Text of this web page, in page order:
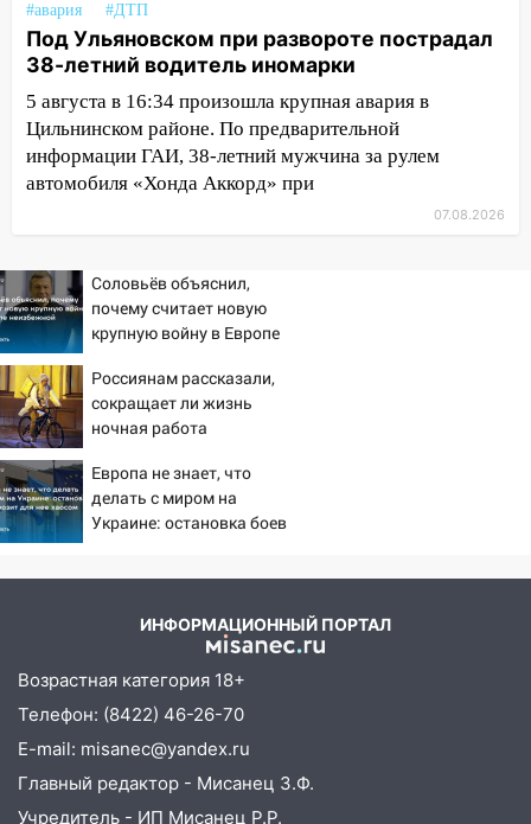
03:30 Гороскоп на 7 августа: пятница
принесет прилив творческой энергии и
отличные шансы исправить старые
ошибки
06.08.2026
23:20 Прогноз погоды на 7 августа в
посвящённый Дню воздушного флота
России
19:12
В Ульяновской области
руководителя частной компании
наказали за сокрытие прошлого своего
сотрудник
18:02
В Ульяновск едут звезды
баскетбола!
17:08
Ульяновский областной суд
3,2 млн рублей
Ветераны легкой атлетики из
Ульяновска успешно выступили на
Чемпионате России
16:02 В Ульяновской области убрали
более 28% площадей зерновых и
зернобобовых культур
#авария
#ДТП
Под Ульяновском при развороте пострадал
38-летний водитель иномарки
5 августа в 16:34 произошла крупная авария в
Цильнинском районе. По предварительной
информации ГАИ, 38-летний мужчина за рулем
автомобиля «Хонда Аккорд» при
07.08.2026
Соловьёв объяснил,
почему считает новую
крупную войну в Европе
Россиянам рассказали,
сокращает ли жизнь
ночная работа
Европа не знает, что
делать с миром на
Украине: остановка боев
ИНФОРМАЦИОННЫЙ ПОРТАЛ
Возрастная категория 18+
Телефон: (8422) 46-26-70
E-mail: misanec@yandex.ru
Главный редактор - Мисанец З.Ф.
Учредитель - ИП Мисанец Р.Р.